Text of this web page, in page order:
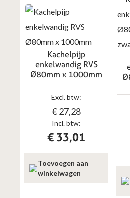
Kachelpijp
enkelwandig RVS
Ø80mm x 1000mm
Incl. btw:
€ 33,01
Excl. btw:
€27,28
Toevoegen aan
winkelwagen